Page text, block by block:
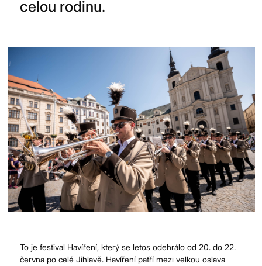
Copyright 2026 Brána Jihlavy, příspěvková organizace.
celou rodinu.
To je festival Havíření, který se letos odehrálo od 20. do 22.
června po celé Jihlavě. Havíření patří mezi velkou oslava